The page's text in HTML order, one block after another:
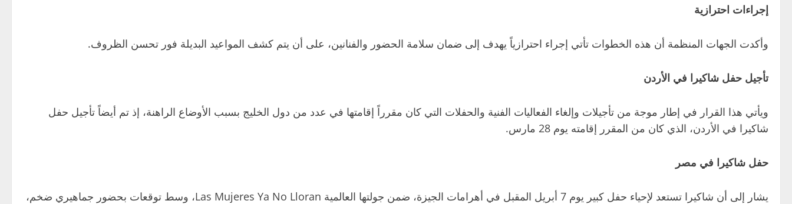
إجراءات احترازية
وأكدت الجهات المنظمة أن هذه الخطوات تأتي إجراء احترازياً يهدف إلى ضمان سلامة الحضور والفنانين، على أن يتم كشف المواعيد البديلة فور تحسن الظروف.
تأجيل حفل شاكيرا في الأردن
ويأتي هذا القرار في إطار موجة من تأجيلات وإلغاء الفعاليات الفنية والحفلات التي كان مقرراً إقامتها في عدد من دول الخليج بسبب الأوضاع الراهنة، إذ تم أيضاً تأجيل حفل
شاكيرا في الأردن، الذي كان من المقرر إقامته يوم 28 مارس.
حفل شاكيرا في مصر
يشار إلى أن شاكيرا تستعد لإحياء حفل كبير يوم 7 أبريل المقبل في أهرامات الجيزة، ضمن جولتها العالمية Las Mujeres Ya No Lloran، وسط توقعات بحضور جماهيري ضخم،